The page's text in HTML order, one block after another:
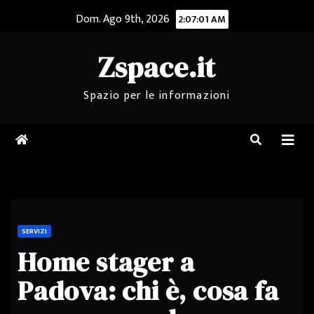
Dom. Ago 9th, 2026 2:07:01 AM
Zspace.it
Spazio per le informazioni
SERVIZI
Home stager a
Padova: chi è, cosa fa